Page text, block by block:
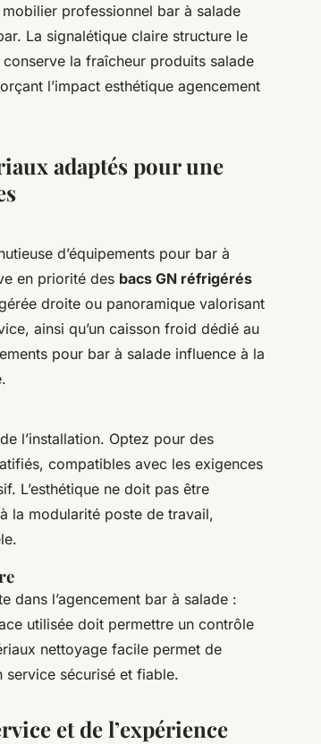
professionnel bar à salade
La signalétique claire structure le
la fraîcheur produits salade
l’impact esthétique agencement
adaptés pour une
d’équipements pour bar à
en priorité des bacs GN réfrigérés
droite ou panoramique valorisant
ainsi qu’un caisson froid dédié au
pour bar à salade influence à la
l’installation. Optez pour des
compatibles avec les exigences
L’esthétique ne doit pas être
la modularité poste de travail,
dans l’agencement bar à salade :
utilisée doit permettre un contrôle
nettoyage facile permet de
service sécurisé et fiable.
et de l’expérience